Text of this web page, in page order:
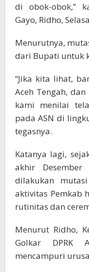
di obok-obok,”
Gayo, Ridho,
Menurutnya,
dari Bupati untuk
“Jika kita lihat,
Aceh Tengah,
kami menilai
pada ASN di
tegasnya.
Katanya lagi,
akhir
dilakukan
aktivitas Pemkab
rutinitas dan
Menurut Ridho,
Golkar DPRK
mencampuri